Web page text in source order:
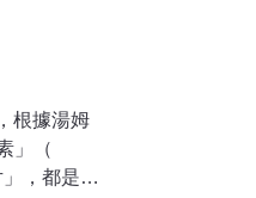
根據湯姆
」（
，都是今